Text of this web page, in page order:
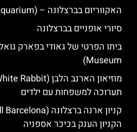
האקווריום בברצלונה – (Barcelona Aquarium)
סיורי אופניים בברצלונה
Museum)
תערוכה למשפחות עם ילדים
הקניון הענק בכיכר אספניה